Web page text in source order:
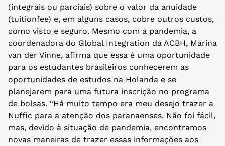
(integrais ou parciais) sobre o valor da anuidade
(tuitionfee) e, em alguns casos, cobre outros custos,
como visto e seguro. Mesmo com a pandemia, a
coordenadora do Global Integration da ACBH, Marina
van der Vinne, afirma que essa é uma oportunidade
para os estudantes brasileiros conhecerem as
oportunidades de estudos na Holanda e se
planejarem para uma futura inscrição no programa
de bolsas. “Há muito tempo era meu desejo trazer a
Nuffic para a atenção dos paranaenses. Não foi fácil,
mas, devido à situação de pandemia, encontramos
novas maneiras de trazer essas informações aos